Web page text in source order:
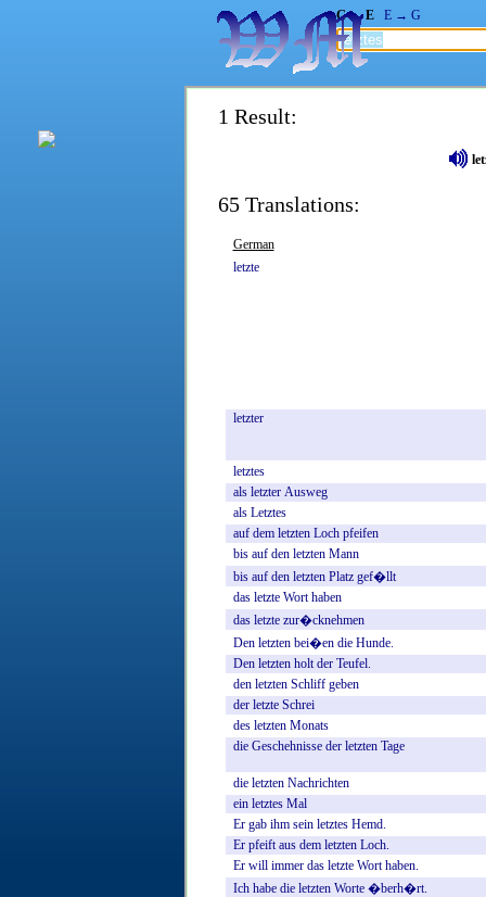
G → E E → G
1 Result:
65 Translations:
German
letzte
letzter
letztes
als letzter Ausweg
als Letztes
auf dem letzten Loch pfeifen
bis auf den letzten Mann
bis auf den letzten Platz gef�llt
das letzte Wort haben
das letzte zur�cknehmen
Den letzten bei�en die Hunde.
Den letzten holt der Teufel.
den letzten Schliff geben
der letzte Schrei
des letzten Monats
die Geschehnisse der letzten Tage
die letzten Nachrichten
ein letztes Mal
Er gab ihm sein letztes Hemd.
Er pfeift aus dem letzten Loch.
Er will immer das letzte Wort haben.
Ich habe die letzten Worte �berh�rt.